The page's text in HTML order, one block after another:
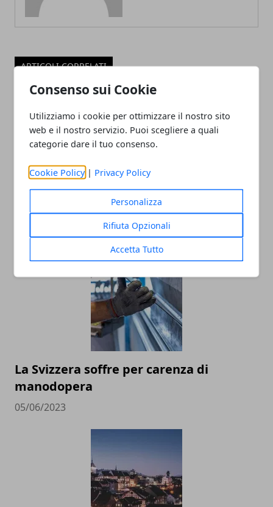
Consenso sui Cookie
Utilizziamo i cookie per ottimizzare il nostro sito
web e il nostro servizio. Puoi scegliere a quali
categorie dare il tuo consenso.
Cookie Policy | Privacy Policy
Personalizza
Rifiuta Opzionali
Accetta Tutto
ARTICOLI CORRELATI
Affitti alle stelle a Zurigo per via di
Google
12/06/2023
La Svizzera soffre per carenza di
manodopera
05/06/2023